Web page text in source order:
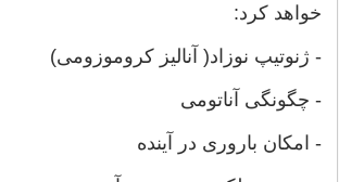
خواهد کرد:
- ژنوتیپ نوزاد( آنالیز کروموزومی)
- چگونگی آناتومی
- امکان باروری در آینده